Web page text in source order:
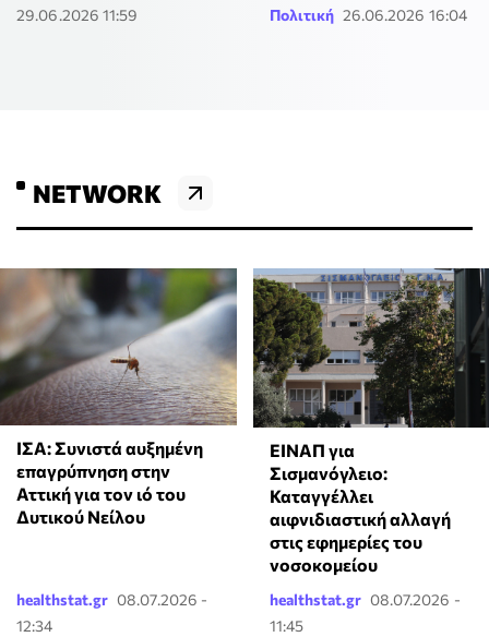
29.06.2026 11:59
Πολιτική 26.06.2026 16:04
NETWORK
ΙΣΑ: Συνιστά αυξημένη
επαγρύπνηση στην
Αττική για τον ιό του
Δυτικού Νείλου
healthstat.gr 08.07.2026 -
12:34
ΕΙΝΑΠ για
Σισμανόγλειο:
Καταγγέλλει
αιφνιδιαστική αλλαγή
στις εφημερίες του
νοσοκομείου
healthstat.gr 08.07.2026 -
11:45